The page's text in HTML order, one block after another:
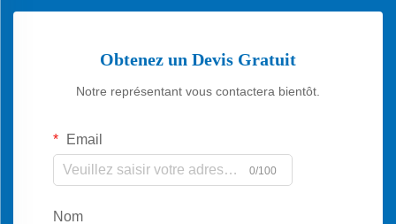
Obtenez un Devis Gratuit
Notre représentant vous contactera bientôt.
Email
0/100
Nom